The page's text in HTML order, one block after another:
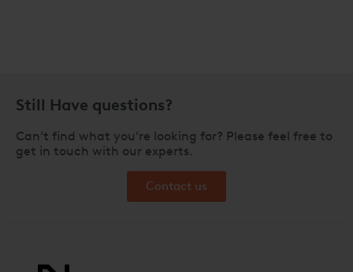
Still Have questions?
Can’t find what you’re looking for? Please feel free to
get in touch with our experts.
Contact us